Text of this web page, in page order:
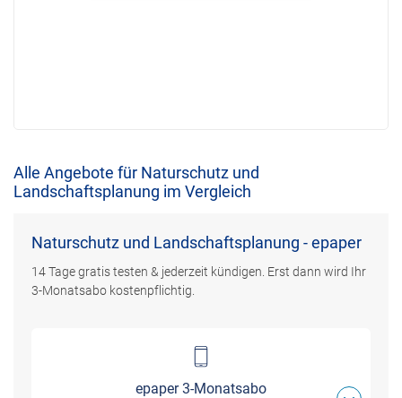
Alle Angebote für Naturschutz und
Landschaftsplanung im Vergleich
Naturschutz und Landschaftsplanung - epaper
14 Tage gratis testen & jederzeit kündigen. Erst dann wird Ihr
3-Monatsabo kostenpflichtig.
epaper 3-Monatsabo